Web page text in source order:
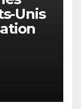
Unis